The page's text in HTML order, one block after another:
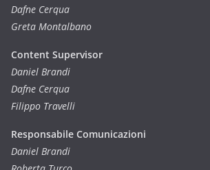
Dafne Cerqua
Greta Montalbano
Content Supervisor
Daniel Brandi
Dafne Cerqua
Filippo Travelli
Responsabile Comunicazioni
Daniel Brandi